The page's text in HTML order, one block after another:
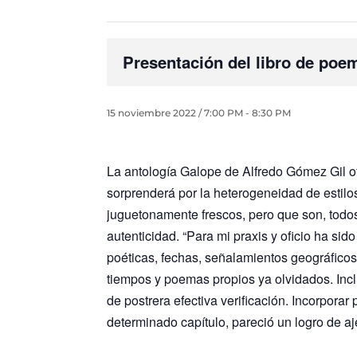
Presentación del libro de
15 noviembre 2022 / 7:00 PM -8:30 PM
La antología Galope de Alfredo Gómez Gil
sorprenderá por la heterogeneidad de
juguetonamente frescos, pero que son,
autenticidad. “Para mi praxis y oficio ha
poéticas, fechas, señalamientos
tiempos y poemas propios ya olvidados.
de postrera efectiva verificación.
determinado capítulo, pareció un logro de